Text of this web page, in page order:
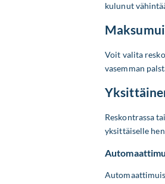
kulunut
Voit valita
vasemman
Reskontrassa
yksittäiselle